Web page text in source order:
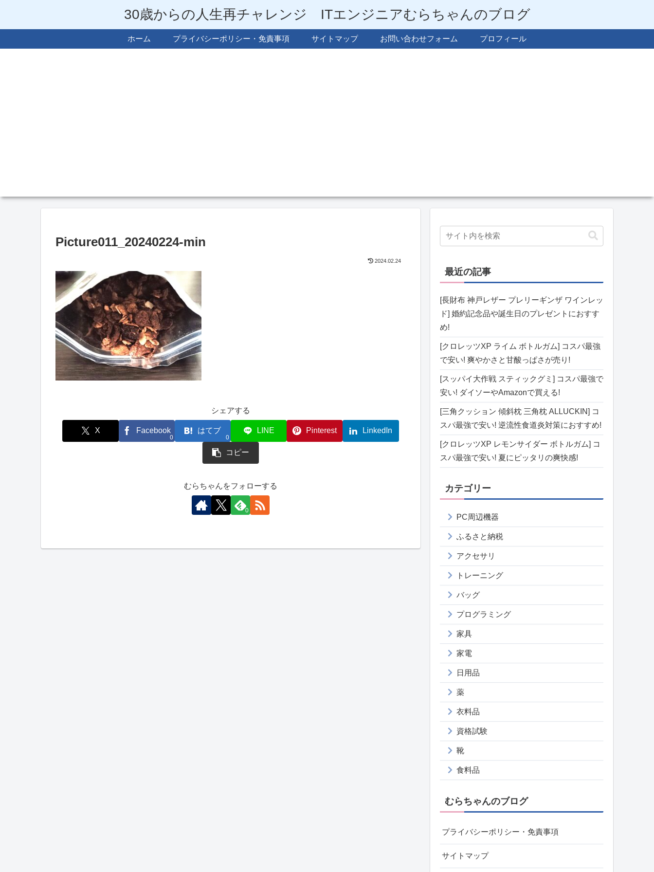
30歳からの人生再チャレンジ ITエンジニアむらちゃんのブログ
ホーム プライバシーポリシー・免責事項 サイトマップ お問い合わせフォーム プロフィール
Picture011_20240224-min
2024.02.24
シェアする
X Facebook
0
はてブ
0
LINE Pinterest LinkedIn
コピー
むらちゃんをフォローする
0
最近の記事
[長財布 神戸レザー プレリーギンザ ワインレッ
ド] 婚約記念品や誕生日のプレゼントにおすす
め!
[クロレッツXP ライム ボトルガム] コスパ最強
で安い! 爽やかさと甘酸っぱさが売り!
[スッパイ大作戦 スティックグミ] コスパ最強で
安い! ダイソーやAmazonで買える!
[三角クッション 傾斜枕 三角枕 ALLUCKIN] コ
スパ最強で安い! 逆流性食道炎対策におすすめ!
[クロレッツXP レモンサイダー ボトルガム] コ
スパ最強で安い! 夏にピッタリの爽快感!
カテゴリー
PC周辺機器
ふるさと納税
アクセサリ
トレーニング
バッグ
プログラミング
家具
家電
日用品
薬
衣料品
資格試験
靴
食料品
むらちゃんのブログ
プライバシーポリシー・免責事項
サイトマップ